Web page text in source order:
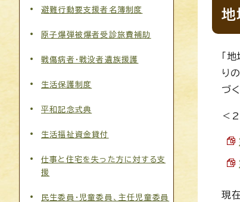
地
「
り
づ
＜
現
避難行動要支援者名簿制度
原子爆弾被爆者受診旅費補助
戦傷病者・戦没者遺族援護
生活保護制度
平和記念式典
生活福祉資金貸付
仕事と住宅を失った方に対する支
援
民生委員・児童委員、主任児童委員